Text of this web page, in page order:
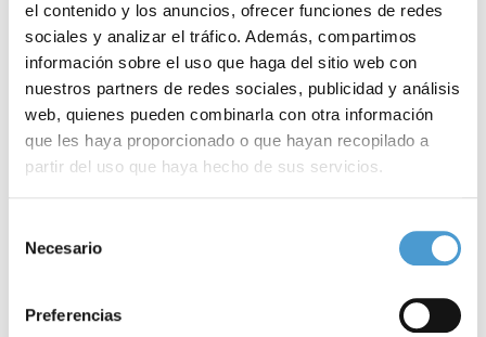
el contenido y los anuncios, ofrecer funciones de redes
sociales y analizar el tráfico. Además, compartimos
información sobre el uso que haga del sitio web con
nuestros partners de redes sociales, publicidad y análisis
web, quienes pueden combinarla con otra información
que les haya proporcionado o que hayan recopilado a
partir del uso que haya hecho de sus servicios.
de cookies
Necesario
Preferencias
17 FEBRERO, 2024 DE INTERÉS